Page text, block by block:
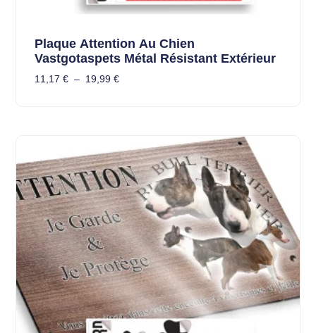
Plaque Attention Au Chien
Vastgotaspets Métal Résistant Extérieur
11,17 € – 19,99 €